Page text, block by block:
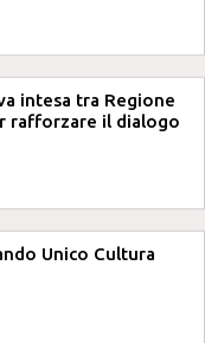
intesa tra Regione
rafforzare il dialogo
Unico Cultura